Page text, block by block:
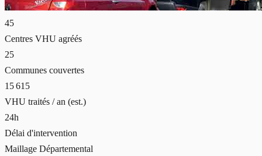
45
Centres VHU agréés
25
Communes couvertes
15 615
VHU traités / an (est.)
24h
Délai d'intervention
Maillage Départemental